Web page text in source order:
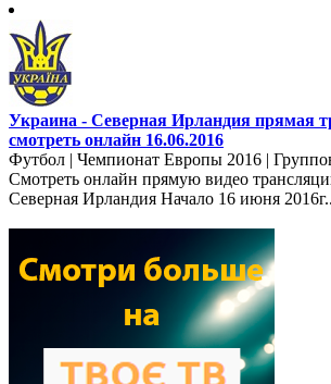
Украина - Северная Ирландия прямая
смотреть онлайн 16.06.2016
Футбол | Чемпионат Европы 2016 |
Смотреть онлайн прямую видео
Северная Ирландия Начало 16 июня